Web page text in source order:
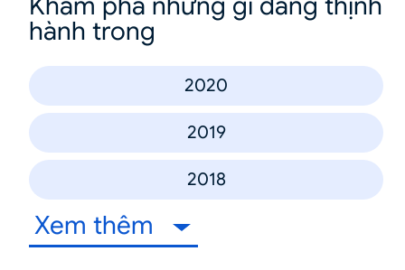
hành trong
2020
2019
2018
Xem thêm